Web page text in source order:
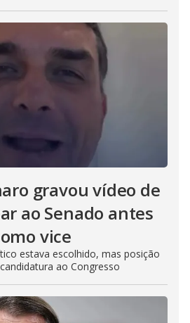
gravou vídeo de
ao Senado antes
vice
estava escolhido, mas posição
ao Congresso